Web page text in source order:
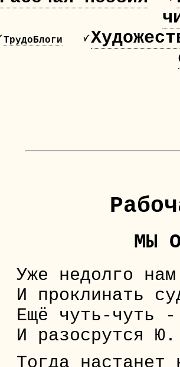
ТрудоБлоги
МЫ
Уже недолго
И проклинать
Ещё чуть-чуть
И разосрутся
Тогда настанет